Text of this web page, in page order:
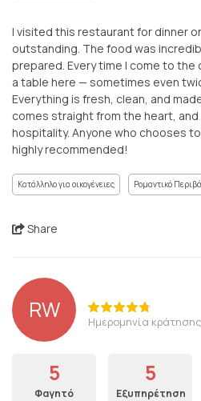
I visited this restaurant for dinner
outstanding. The food was
prepared. Every time I come to the
a table here — sometimes even
Everything is fresh, clean, and
comes straight from the heart,
hospitality. Anyone who chooses
highly recommended!
Κατάλληλο για οικογένειες Ρομαντικό
Share
RW Ημερομηνία
5
Φαγητό
5
Εξυπηρέτηση